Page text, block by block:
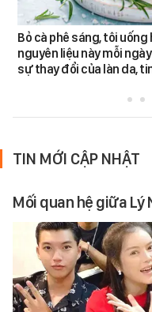
Bỏ cà phê sáng, tôi uống
nguyên liệu này mỗi
sự thay đổi của làn da,
TIN MỚI CẬP NHẬT
Mối quan hệ giữa Lý